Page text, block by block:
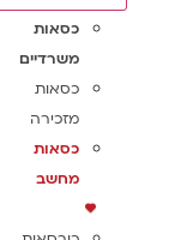
כסאות
משרדיים
כסאות
מזכירה
כסאות
מחשב